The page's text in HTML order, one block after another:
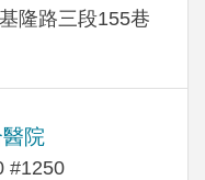
隆路三段155巷
院
#1250